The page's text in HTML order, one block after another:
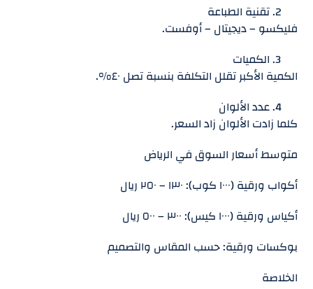
تقنية الطباعة
فليكسو – ديجيتال – أوفست.
الكميات
الكمية الأكبر تقلل التكلفة بنسبة تصل ٤٠%.
عدد الألوان
كلما زادت الألوان زاد السعر.
متوسط أسعار السوق في الرياض
أكواب ورقية (١٠٠٠ كوب): ١٣٠ – ٢٥٠ ريال
أكياس ورقية (١٠٠٠ كيس): ٣٠٠ – ٥٠٠ ريال
بوكسات ورقية: حسب المقاس والتصميم
الخلاصة